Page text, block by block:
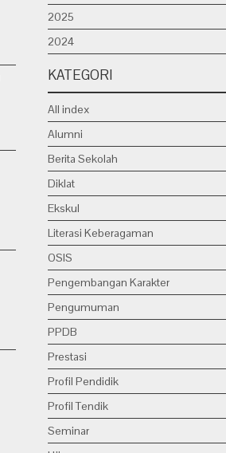
2025
2024
KATEGORI
All index
Alumni
Berita Sekolah
Diklat
Ekskul
Literasi Keberagaman
OSIS
Pengembangan Karakter
Pengumuman
PPDB
Prestasi
Profil Pendidik
Profil Tendik
Seminar